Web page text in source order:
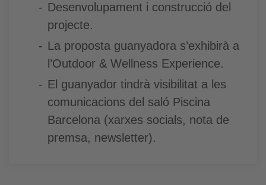
Desenvolupament i construcció del
projecte.
La proposta guanyadora s’exhibirà a
l’Outdoor & Wellness Experience.
El guanyador tindrà visibilitat a les
comunicacions del saló Piscina
Barcelona (xarxes socials, nota de
premsa, newsletter).